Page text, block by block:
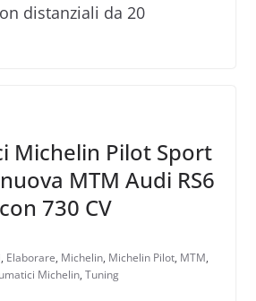
distanziali da 20
Michelin Pilot Sport
MTM Audi RS6
730 CV
, Elaborare, Michelin, Michelin Pilot, MTM,
Michelin, Tuning